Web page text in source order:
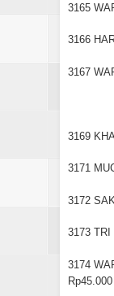
3165
3166
3167
3169
3171
3172
3173 TRI
3174
Rp45.000